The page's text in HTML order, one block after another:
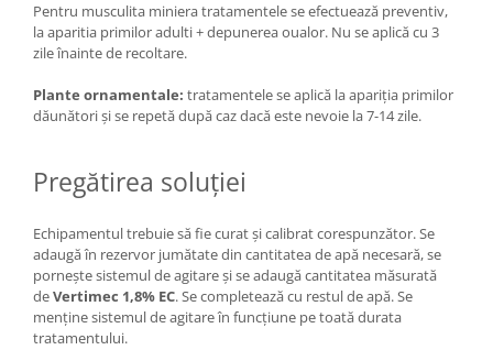
Pentru musculita miniera tratamentele se efectuează preventiv,
la aparitia primilor adulti + depunerea oualor. Nu se aplică cu 3
zile înainte de recoltare.
Plante ornamentale: tratamentele se aplică la apariția primilor
dăunători și se repetă după caz dacă este nevoie la 7-14 zile.
Pregătirea soluției
Echipamentul trebuie să fie curat şi calibrat corespunzător. Se
adaugă în rezervor jumătate din cantitatea de apă necesară, se
porneşte sistemul de agitare şi se adaugă cantitatea măsurată
deVertimec 1,8% EC. Se completează cu restul de apă. Se
menţine sistemul de agitare în funcţiune pe toată durata
tratamentului.